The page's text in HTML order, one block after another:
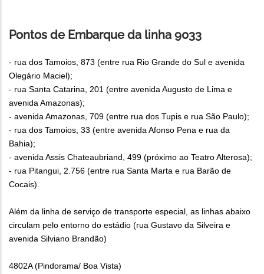
Pontos de Embarque da linha 9033
- rua dos Tamoios, 873 (entre rua Rio Grande do Sul e avenida
Olegário Maciel);
- rua Santa Catarina, 201 (entre avenida Augusto de Lima e
avenida Amazonas);
- avenida Amazonas, 709 (entre rua dos Tupis e rua São Paulo);
- rua dos Tamoios, 33 (entre avenida Afonso Pena e rua da
Bahia);
- avenida Assis Chateaubriand, 499 (próximo ao Teatro Alterosa);
- rua Pitangui, 2.756 (entre rua Santa Marta e rua Barão de
Cocais).
Além da linha de serviço de transporte especial, as linhas abaixo
circulam pelo entorno do estádio (rua Gustavo da Silveira e
avenida Silviano Brandão)
4802A (Pindorama/ Boa Vista)